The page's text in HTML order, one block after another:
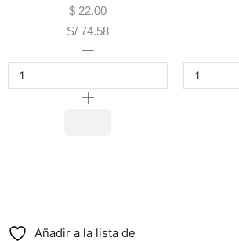
$ 22.00
S/ 74.58
Añadir a la lista de